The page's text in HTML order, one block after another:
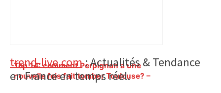
Top 14: comment Perpignan a une
nouvelle fois fait tomber Toulouse? –
Primary
Sidebar
trend-live.com: Actualités & Tendance
en France en temps réel.